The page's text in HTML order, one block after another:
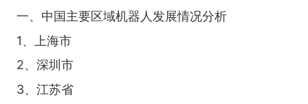
一、中国主要区域机器人发展情况分析
1、上海市
2、深圳市
3、江苏省